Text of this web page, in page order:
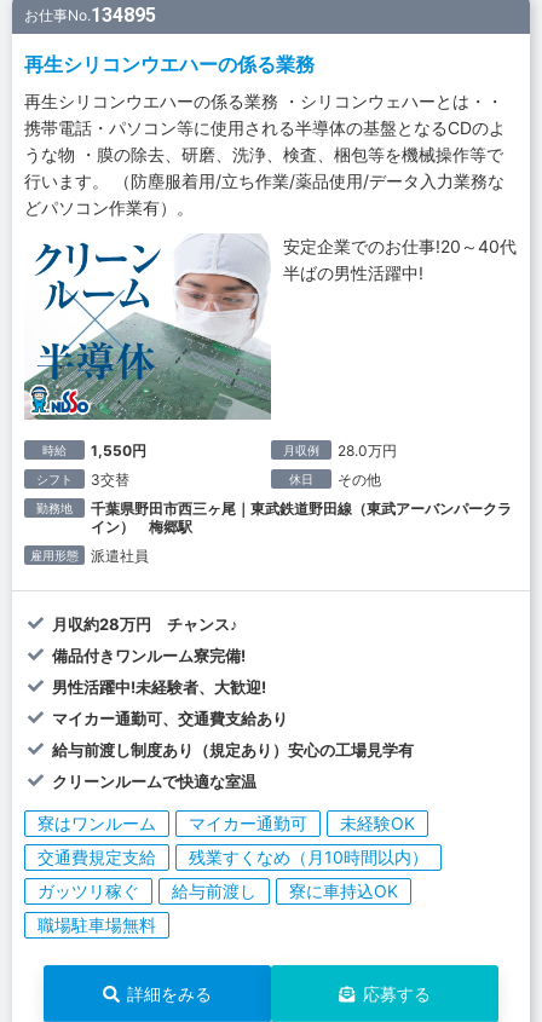
お仕事No.134895
再生シリコンウエハーの係る業務
再生シリコンウエハーの係る業務 ・シリコンウェハーとは・・
携帯電話・パソコン等に使用される半導体の基盤となるCDのよ
うな物 ・膜の除去、研磨、洗浄、検査、梱包等を機械操作等で
行います。 （防塵服着用/立ち作業/薬品使用/データ入力業務な
どパソコン作業有）。
安定企業でのお仕事!20～40代
半ばの男性活躍中!
時給 1,550円 月収例 28.0万円
シフト 3交替 休日 その他
勤務地
千葉県野田市西三ヶ尾｜東武鉄道野田線（東武アーバンパークラ
イン） 梅郷駅
雇用形態 派遣社員
月収約28万円 チャンス♪
備品付きワンルーム寮完備!
男性活躍中!未経験者、大歓迎!
マイカー通勤可、交通費支給あり
給与前渡し制度あり（規定あり）安心の工場見学有
クリーンルームで快適な室温
寮はワンルーム マイカー通勤可
未経験OK
交通費規定支給
残業すくなめ（月10時間以内）
ガッツリ稼ぐ
給与前渡し
寮に車持込OK
職場駐車場無料
詳細をみる 応募する